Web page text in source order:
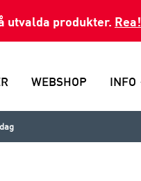
utvalda produkter. Rea!
WEBSHOP INFO